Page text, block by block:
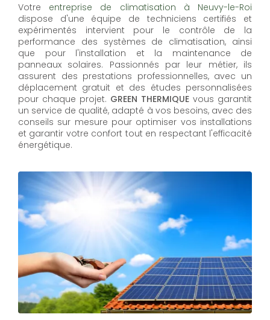
Votre entreprise de climatisation à Neuvy-le-Roi
dispose d'une équipe de techniciens certifiés et
expérimentés intervient pour le contrôle de la
performance des systèmes de climatisation, ainsi
que pour l'installation et la maintenance de
panneaux solaires. Passionnés par leur métier, ils
assurent des prestations professionnelles, avec un
déplacement gratuit et des études personnalisées
pour chaque projet. GREEN THERMIQUE vous garantit
un service de qualité, adapté à vos besoins, avec des
conseils sur mesure pour optimiser vos installations
et garantir votre confort tout en respectant l'efficacité
énergétique.